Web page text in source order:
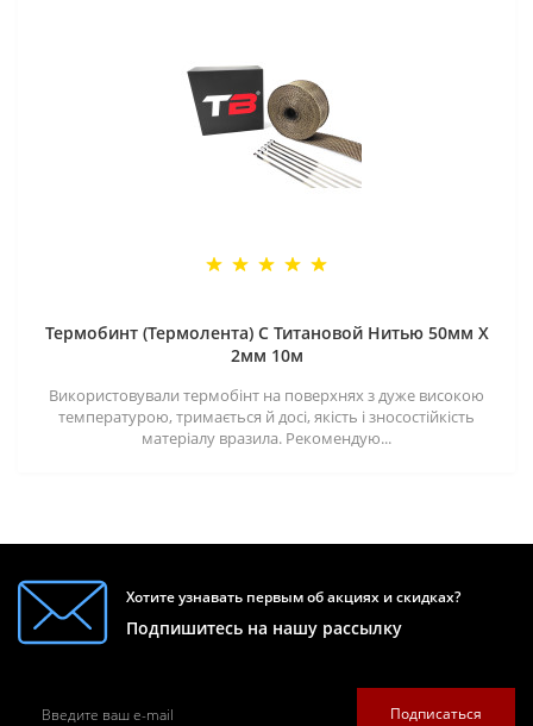
Термобинт (Термолента) С Титановой Нитью 50мм X
2мм 10м
Використовували термобінт на поверхнях з дуже високою
температурою, тримається й досі, якість і зносостійкість
матеріалу вразила. Рекомендую...
Хотите узнавать первым об акциях и скидках?
Подпишитесь на нашу рассылку
Подписаться